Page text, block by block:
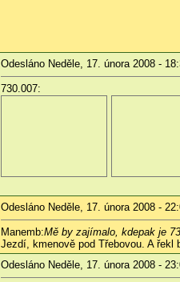
Odesláno Neděle, 17. února 2008 -
730.007:
Odesláno Neděle, 17. února 2008 -
Manemb:Mě by zajímalo, kdepak je
Jezdí, kmenově pod Třebovou. A řekl
Odesláno Neděle, 17. února 2008 -